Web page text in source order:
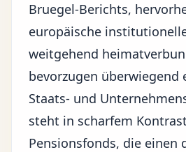
Bruegel-Berichts,
europäische
weitgehend
bevorzugen überwiegend
Staats- und
steht in scharfem
Pensionsfonds, die einen